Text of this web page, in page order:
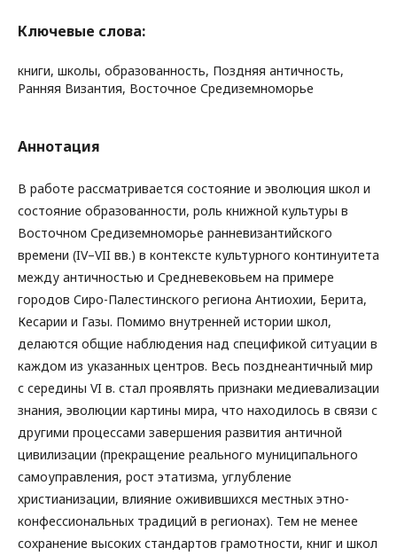
Ключевые слова:
книги, школы, образованность, Поздняя античность,
Ранняя Византия, Восточное Средиземноморье
Аннотация
В работе рассматривается состояние и эволюция школ и
состояние образованности, роль книжной культуры в
Восточном Средиземноморье ранневизантийского
времени (IV–VII вв.) в контексте культурного континуитета
между античностью и Средневековьем на примере
городов Сиро-Палестинского региона Антиохии, Берита,
Кесарии и Газы. Помимо внутренней истории школ,
делаются общие наблюдения над спецификой ситуации в
каждом из указанных центров. Весь позднеантичный мир
с середины VI в. стал проявлять признаки медиевализации
знания, эволюции картины мира, что находилось в связи с
другими процессами завершения развития античной
цивилизации (прекращение реального муниципального
самоуправления, рост этатизма, углубление
христианизации, влияние оживившихся местных этно-
конфессиональных традиций в регионах). Тем не менее
сохранение высоких стандартов грамотности, книг и школ